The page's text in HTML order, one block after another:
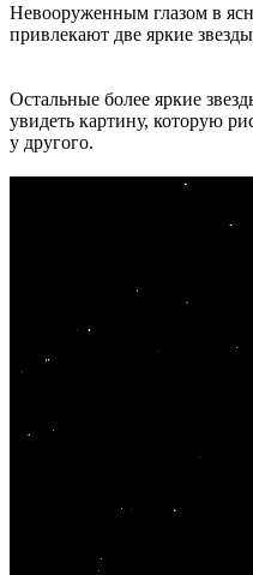
Невооруженным глазом в
привлекают две яркие
Остальные более яркие
увидеть картину, которую
у другого.